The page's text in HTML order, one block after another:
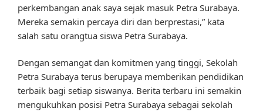
perkembangan anak saya sejak masuk Petra Surabaya.
Mereka semakin percaya diri dan berprestasi,” kata
salah satu orangtua siswa Petra Surabaya.
Dengan semangat dan komitmen yang tinggi, Sekolah
Petra Surabaya terus berupaya memberikan pendidikan
terbaik bagi setiap siswanya. Berita terbaru ini semakin
mengukuhkan posisi Petra Surabaya sebagai sekolah